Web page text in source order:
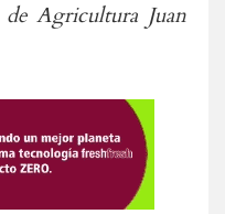
Agricultura Juan